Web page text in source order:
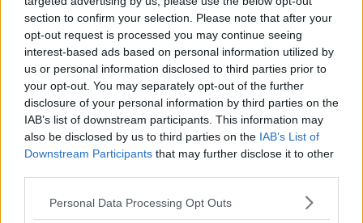
section to confirm your selection. Please note that after your
opt-out request is processed you may continue seeing
interest-based ads based on personal information utilized by
us or personal information disclosed to third parties prior to
your opt-out. You may separately opt-out of the further
disclosure of your personal information by third parties on the
IAB’s list of downstream participants. This information may
also be disclosed by us to third parties on the IAB’s List of
Downstream Participants that may further disclose it to other
Personal Data Processing Opt Outs
all’ospitalità, assegnato in base alle recensioni verificate dei
viaggiatori.
La cerimonia di consegna si è svolta oggi alla Fortezza Poliziana.
Presente, tra gli altri, anche l'assessore regionale a economica,
turismo e agricoltura Leonardo Marrar,il quale ha sottolineato
come il risultato di Montepulciano certifichi "a livello internazionale
la qualità dell’accoglienza toscana" rappresentando anche "Uno
stimolo per la Regione a continuare ad investire con
determinazione in questo modello con l'obiettivo di rafforzare il
ruolo da protagonista della Toscana nel turismo internazionale".